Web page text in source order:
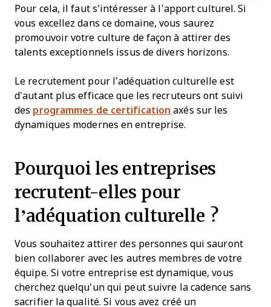
Pour cela, il faut s’intéresser à l’apport culturel. Si
vous excellez dans ce domaine, vous saurez
promouvoir votre culture de façon à attirer des
talents exceptionnels issus de divers horizons.
Le recrutement pour l’adéquation culturelle est
d’autant plus efficace que les recruteurs ont suivi
des programmes de certification axés sur les
dynamiques modernes en entreprise.
Pourquoi les entreprises
recrutent-elles pour
l’adéquation culturelle ?
Vous souhaitez attirer des personnes qui sauront
bien collaborer avec les autres membres de votre
équipe. Si votre entreprise est dynamique, vous
cherchez quelqu’un qui peut suivre la cadence sans
sacrifier la qualité. Si vous avez créé un